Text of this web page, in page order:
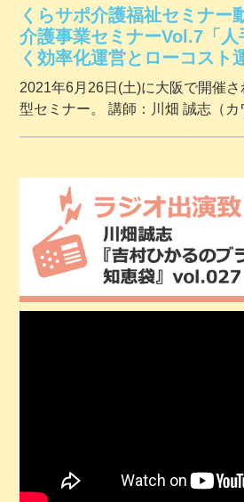
くらサポ介護福祉セミナー
介護事業セミナーVol.7「
く効率化運営とローコスト
2021年6月26日(土)に大阪で開催
型セミナー。 講師：川畑 誠志（カ